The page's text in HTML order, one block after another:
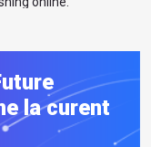
la curent